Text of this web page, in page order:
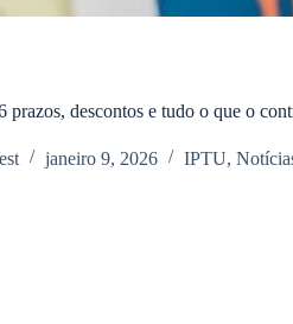
descontos e tudo o que o
janeiro 9, 2026 IPTU,